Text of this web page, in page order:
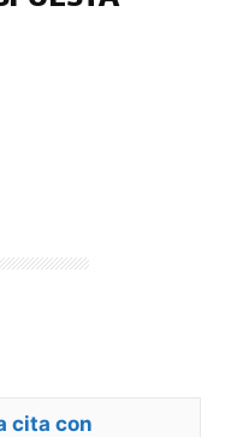
cita con